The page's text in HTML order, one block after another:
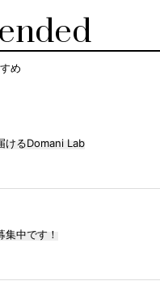
め
けるDomani Lab
集中です！